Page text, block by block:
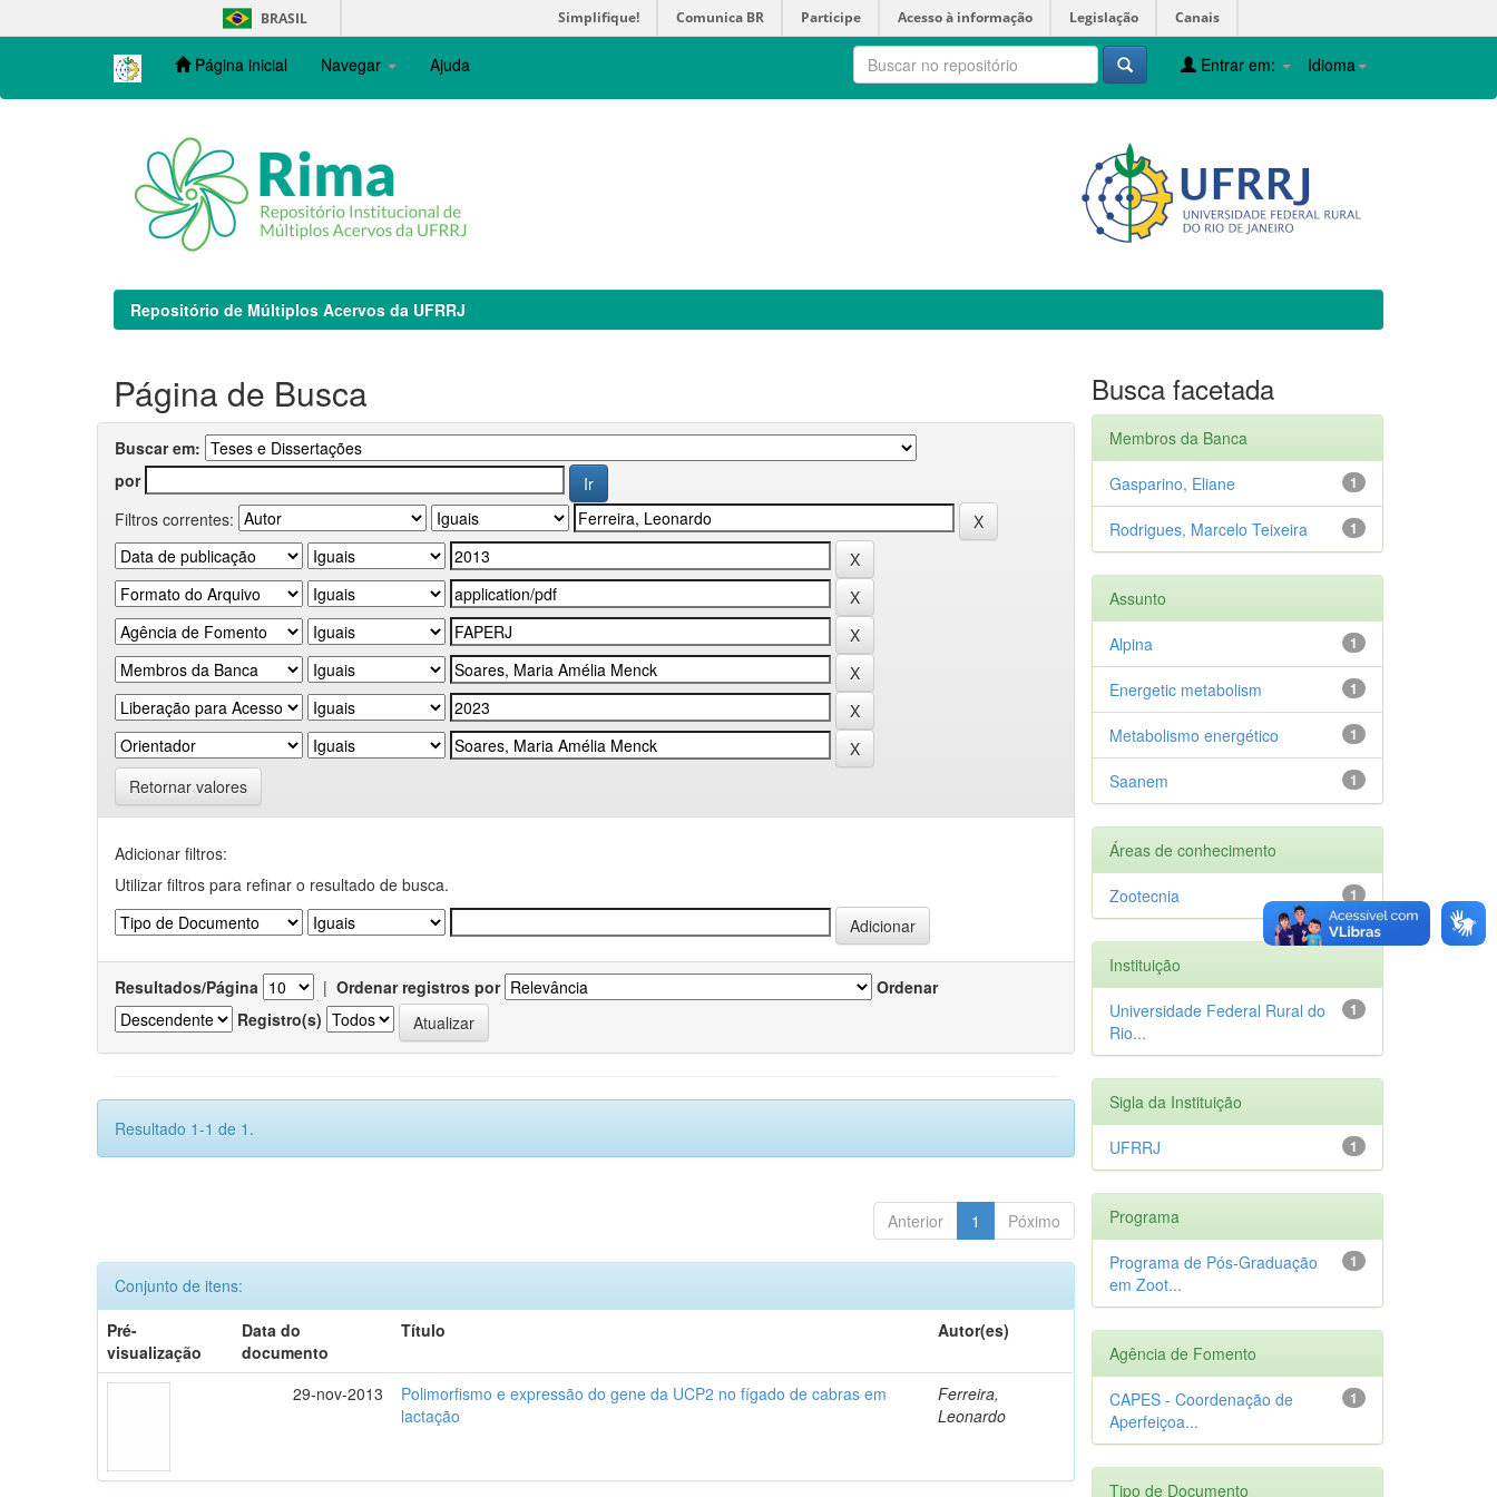
navigation
BRASIL Simplifique! Comunica BR Participe Acesso à informação Legislação Canais
Página inicial Navegar Ajuda Idioma
Entrar em:
Repositório de Múltiplos Acervos da UFRRJ
Página de Busca
Buscar em:
por
Filtros correntes:
Retornar valores
Adicionar filtros:
Utilizar filtros para refinar o resultado de busca.
Resultados/Página | Ordenar registros por
Ordenar
Registro(s)
Resultado 1-1 de 1.
Anterior 1 Póximo
Conjunto de itens:
Pré-
visualização
Data do
documento
Título Autor(es)
29-nov-2013
Polimorfismo e expressão do gene da UCP2 no fígado de cabras em
lactação
Ferreira,
Leonardo
Busca facetada
Membros da Banca
1
Gasparino, Eliane
1
Rodrigues, Marcelo Teixeira
Assunto
1
Alpina
1
Energetic metabolism
1
Metabolismo energético
1
Saanem
Áreas de conhecimento
1
Zootecnia
Instituição
1
Universidade Federal Rural do
Rio...
Sigla da Instituição
1
UFRRJ
Programa
1
Programa de Pós-Graduação
em Zoot...
Agência de Fomento
1
CAPES - Coordenação de
Aperfeiçoa...
Tipo de Documento